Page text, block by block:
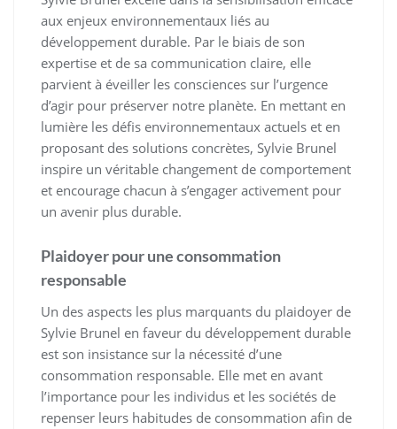
aux enjeux environnementaux liés au
développement durable. Par le biais de son
expertise et de sa communication claire, elle
parvient à éveiller les consciences sur l’urgence
d’agir pour préserver notre planète. En mettant en
lumière les défis environnementaux actuels et en
proposant des solutions concrètes, Sylvie Brunel
inspire un véritable changement de comportement
et encourage chacun à s’engager activement pour
un avenir plus durable.
Plaidoyer pour une consommation
responsable
Un des aspects les plus marquants du plaidoyer de
Sylvie Brunel en faveur du développement durable
est son insistance sur la nécessité d’une
consommation responsable. Elle met en avant
l’importance pour les individus et les sociétés de
repenser leurs habitudes de consommation afin de